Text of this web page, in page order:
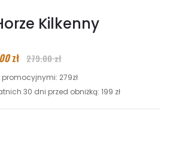
Kilkenny
zł 279.00 zł
279zł
30 dni przed obniżką: 199 zł